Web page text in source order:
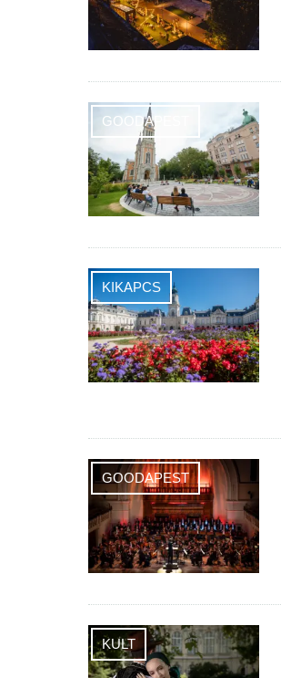
GOODAPEST
KIKAPCS
GOODAPEST
KULT